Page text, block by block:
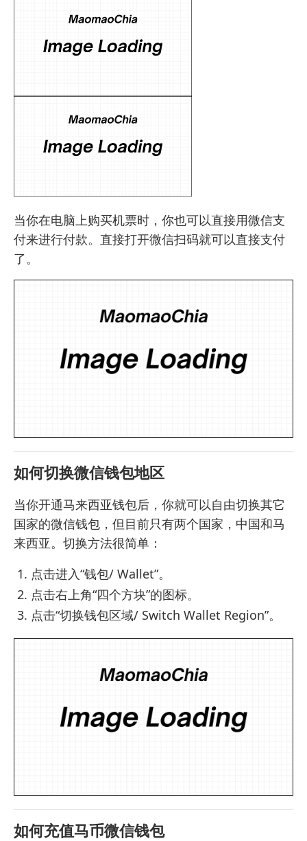
当你在电脑上购买机票时，你也可以直接用微信支
付来进行付款。直接打开微信扫码就可以直接支付
了。
如何切换微信钱包地区
当你开通马来西亚钱包后，你就可以自由切换其它
国家的微信钱包，但目前只有两个国家，中国和马
来西亚。切换方法很简单：
点击进入“钱包/ Wallet”。
点击右上角“四个方块”的图标。
点击“切换钱包区域/ Switch Wallet Region”。
如何充值马币微信钱包